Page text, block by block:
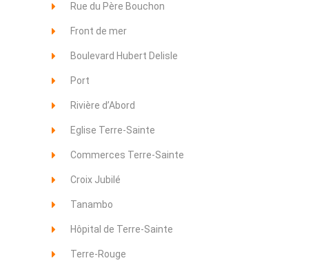
Rue du Père Bouchon
Front de mer
Boulevard Hubert Delisle
Port
Rivière d’Abord
Eglise Terre-Sainte
Commerces Terre-Sainte
Croix Jubilé
Tanambo
Hôpital de Terre-Sainte
Terre-Rouge